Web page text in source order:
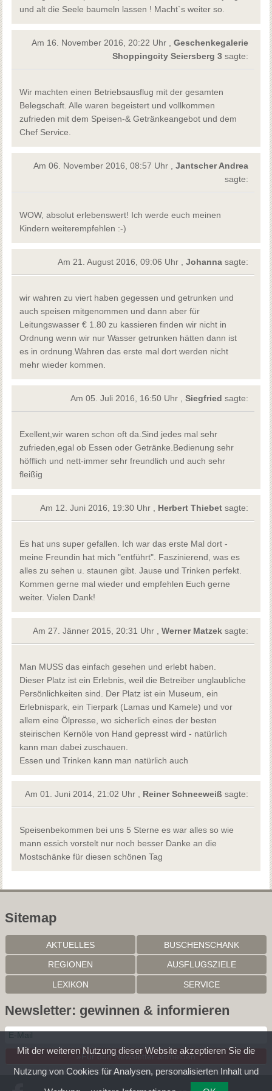
und alt die Seele baumeln lassen ! Macht`s weiter so.
Am 16. November 2016, 20:22 Uhr ,Geschenkegalerie
Shoppingcity Seiersberg 3 sagte:
Wir machten einen Betriebsausflug mit der gesamten
Belegschaft. Alle waren begeistert und vollkommen
zufrieden mit dem Speisen-& Getränkeangebot und dem
Chef Service.
Am 06. November 2016, 08:57 Uhr ,Jantscher Andrea
sagte:
WOW, absolut erlebenswert! Ich werde euch meinen
Kindern weiterempfehlen :-)
Am 21. August 2016, 09:06 Uhr ,Johanna sagte:
wir wahren zu viert haben gegessen und getrunken und
auch speisen mitgenommen und dann aber für
Leitungswasser € 1.80 zu kassieren finden wir nicht in
Ordnung wenn wir nur Wasser getrunken hätten dann ist
es in ordnung.Wahren das erste mal dort werden nicht
mehr wieder kommen.
Am 05. Juli 2016, 16:50 Uhr ,Siegfried sagte:
Exellent,wir waren schon oft da.Sind jedes mal sehr
zufrieden,egal ob Essen oder Getränke.Bedienung sehr
höfflich und nett-immer sehr freundlich und auch sehr
fleißig
Am 12. Juni 2016, 19:30 Uhr , Herbert Thiebet sagte:
Es hat uns super gefallen. Ich war das erste Mal dort -
meine Freundin hat mich "entführt". Faszinierend, was es
alles zu sehen u. staunen gibt. Jause und Trinken perfekt.
Kommen gerne mal wieder und empfehlen Euch gerne
weiter. Vielen Dank!
Am 27. Jänner 2015, 20:31 Uhr ,Werner Matzek sagte:
Man MUSS das einfach gesehen und erlebt haben.
Dieser Platz ist ein Erlebnis, weil die Betreiber unglaubliche
Persönlichkeiten sind. Der Platz ist ein Museum, ein
Erlebnispark, ein Tierpark (Lamas und Kamele) und vor
allem eine Ölpresse, wo sicherlich eines der besten
steirischen Kernöle von Hand gepresst wird - natürlich
kann man dabei zuschauen.
Essen und Trinken kann man natürlich auch
Am 01. Juni 2014, 21:02 Uhr , Reiner Schneeweiß sagte:
Speisenbekommen bei uns 5 Sterne es war alles so wie
mann essich vorstelt nur noch besser Danke an die
Mostschänke für diesen schönen Tag
Sitemap
AKTUELLES BUSCHENSCHANK
REGIONEN AUSFLUGSZIELE
LEXIKON SERVICE
Newsletter: gewinnen & informieren
»Für den Newsletter anmelden
Mit der weiteren Nutzung dieser Website akzeptieren Sie die
Nutzung von Cookies für Analysen, personalisierten Inhalt und